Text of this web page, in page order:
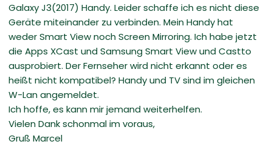
Galaxy J3(2017) Handy. Leider schaffe ich es nicht diese
Geräte miteinander zu verbinden. Mein Handy hat
weder Smart View noch Screen Mirroring. Ich habe jetzt
die Apps XCast und Samsung Smart View und Castto
ausprobiert. Der Fernseher wird nicht erkannt oder es
heißt nicht kompatibel? Handy und TV sind im gleichen
W-Lan angemeldet.
Ich hoffe, es kann mir jemand weiterhelfen.
Vielen Dank schonmal im voraus,
Gruß Marcel